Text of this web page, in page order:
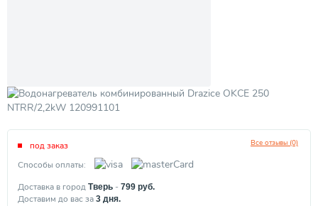
Все отзывы (0)
под заказ
Способы оплаты:
Доставка в город Тверь - 799 руб.
Доставим до вас за 3 дня.